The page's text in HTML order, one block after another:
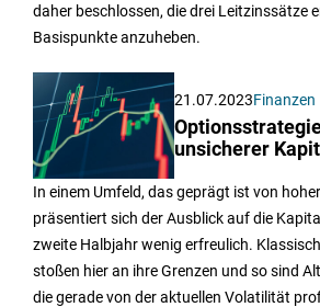
daher beschlossen, die drei Leitzinssätze
Basispunkte anzuheben.
21.07.2023Finanzen
unsicherer
In einem Umfeld, das geprägt ist von
präsentiert sich der Ausblick auf die
zweite Halbjahr wenig erfreulich.
stoßen hier an ihre Grenzen und so sind
die gerade von der aktuellen Volatilität